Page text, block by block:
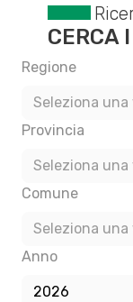
CERCA
Regione
Seleziona una
Provincia
Seleziona una
Comune
Seleziona una
Anno
2026